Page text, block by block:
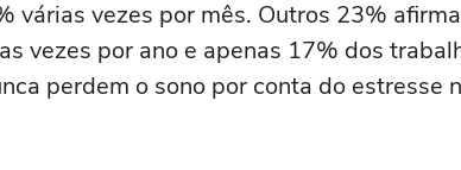
várias vezes por mês. Outros 23%
vezes por ano e apenas 17% dos
perdem o sono por conta do estresse